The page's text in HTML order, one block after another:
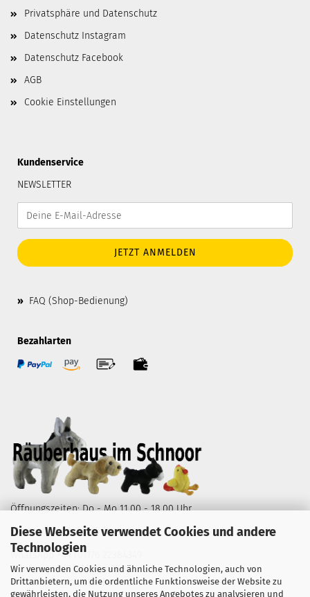
Diese Webseite verwendet Cookies und andere
Technologien
Wir verwenden Cookies und ähnliche Technologien, auch von
Drittanbietern, um die ordentliche Funktionsweise der Website zu
gewährleisten, die Nutzung unseres Angebotes zu analysieren und
Privatsphäre und Datenschutz
Datenschutz Instagram
Datenschutz Facebook
AGB
Cookie Einstellungen
Kundenservice
NEWSLETTER
» FAQ (Shop-Bedienung)
Bezahlarten
Öffnungszeiten: Do - Mo 11.00 - 18.00 Uhr
Wüstestätte 2, 28195 Bremen
WhatsApp+49 (0)176 22384349
Telefon+49 (0)421 1644786
E-Mailinfo@raeuberhaus.de